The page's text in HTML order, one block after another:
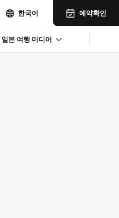
일본 여행 미디어
한국어 예약확인